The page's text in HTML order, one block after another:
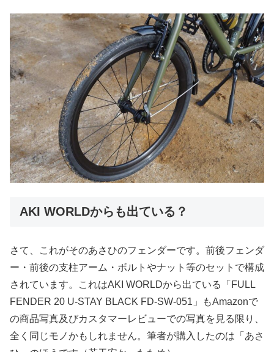
AKI WORLDからも出ている？
さて、これがそのあさひのフェンダーです。前後フェンダ
ー・前後の支柱アーム・ボルトやナット等のセットで構成
されています。これはAKI WORLDから出ている「FULL
FENDER 20 U-STAY BLACK FD-SW-051」もAmazonで
の商品写真及びカスタマーレビューでの写真を見る限り、
全く同じモノかもしれません。筆者が購入したのは「あさ